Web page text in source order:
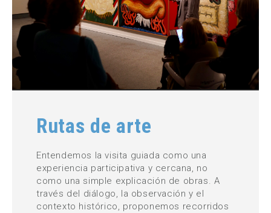
Rutas de arte
Entendemos la visita guiada como una
experiencia participativa y cercana, no
como una simple explicación de obras. A
través del diálogo, la observación y el
contexto histórico, proponemos recorridos